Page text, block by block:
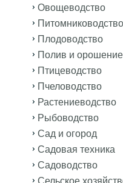
Овощеводство
Питомниководство
Плодоводство
Полив и орошение
Птицеводство
Пчеловодство
Растениеводство
Рыбоводство
Сад и огород
Садовая техника
Садоводство
Сельское